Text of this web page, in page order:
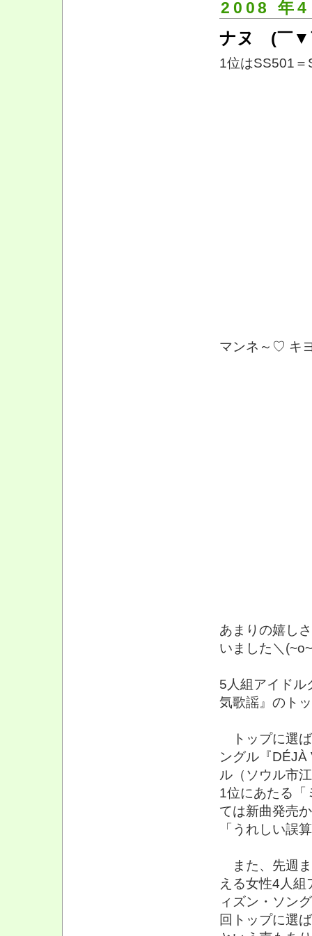
2008 年
ナヌ (￣▼
1位はSS501＝
マンネ～♡ キ
あまりの嬉し
いました＼
5人組アイドル
気歌謡』のト
トップに選
ングル『
ル（ソウル市
1位にあたる「
ては新曲発売
「うれしい誤
また、先週ま
える女性4人
ィズン・ソン
回トップに選